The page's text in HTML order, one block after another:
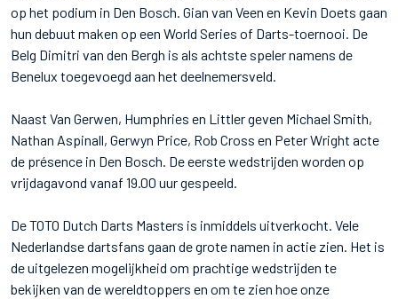
op het podium in Den Bosch. Gian van Veen en Kevin Doets gaan
hun debuut maken op een World Series of Darts-toernooi. De
Belg Dimitri van den Bergh is als achtste speler namens de
Benelux toegevoegd aan het deelnemersveld.
Naast Van Gerwen, Humphries en Littler geven Michael Smith,
Nathan Aspinall, Gerwyn Price, Rob Cross en Peter Wright acte
de présence in Den Bosch. De eerste wedstrijden worden op
vrijdagavond vanaf 19.00 uur gespeeld.
De TOTO Dutch Darts Masters is inmiddels uitverkocht. Vele
Nederlandse dartsfans gaan de grote namen in actie zien. Het is
de uitgelezen mogelijkheid om prachtige wedstrijden te
bekijken van de wereldtoppers en om te zien hoe onze